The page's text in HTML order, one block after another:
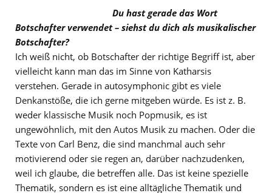
Du hast gerade das Wort
Botschafter verwendet – siehst du dich als musikalischer
Botschafter?
Ich weiß nicht, ob Botschafter der richtige Begriff ist, aber
vielleicht kann man das im Sinne von Katharsis
verstehen. Gerade in autosymphonic gibt es viele
Denkanstöße, die ich gerne mitgeben würde. Es ist z. B.
weder klassische Musik noch Popmusik, es ist
ungewöhnlich, mit den Autos Musik zu machen. Oder die
Texte von Carl Benz, die sind manchmal auch sehr
motivierend oder sie regen an, darüber nachzudenken,
weil ich glaube, die betreffen alle. Das ist keine spezielle
Thematik, sondern es ist eine alltägliche Thematik und